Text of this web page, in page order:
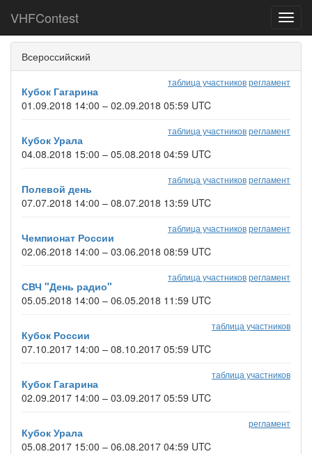
VHFContest
Всероссийский
таблица участниковрегламент
Кубок Гагарина
01.09.2018 14:00 – 02.09.2018 05:59 UTC
таблица участниковрегламент
Кубок Урала
04.08.2018 15:00 – 05.08.2018 04:59 UTC
таблица участниковрегламент
Полевой день
07.07.2018 14:00 – 08.07.2018 13:59 UTC
таблица участниковрегламент
Чемпионат России
02.06.2018 14:00 – 03.06.2018 08:59 UTC
таблица участниковрегламент
СВЧ "День радио"
05.05.2018 14:00 – 06.05.2018 11:59 UTC
таблица участников
Кубок России
07.10.2017 14:00 – 08.10.2017 05:59 UTC
таблица участников
Кубок Гагарина
02.09.2017 14:00 – 03.09.2017 05:59 UTC
регламент
Кубок Урала
05.08.2017 15:00 – 06.08.2017 04:59 UTC